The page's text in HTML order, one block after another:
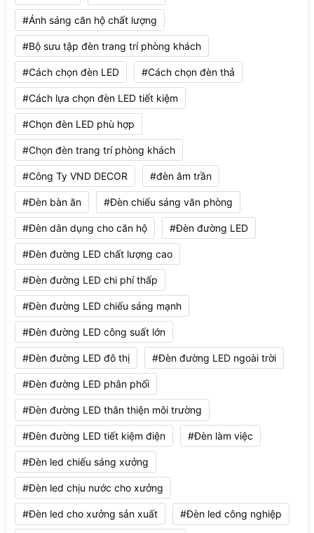
#Ánh sáng căn hộ chất lượng
#Bộ sưu tập đèn trang trí phòng khách
#Cách chọn đèn LED #Cách chọn đèn thả
#Cách lựa chọn đèn LED tiết kiệm
#Chọn đèn LED phù hợp
#Chọn đèn trang trí phòng khách
#Công Ty VND DECOR #đèn âm trần
#Đèn bàn ăn #Đèn chiếu sáng văn phòng
#Đèn dân dụng cho căn hộ #Đèn đường LED
#Đèn đường LED chất lượng cao
#Đèn đường LED chi phí thấp
#Đèn đường LED chiếu sáng mạnh
#Đèn đường LED công suất lớn
#Đèn đường LED đô thị #Đèn đường LED ngoài trời
#Đèn đường LED phân phối
#Đèn đường LED thân thiện môi trường
#Đèn đường LED tiết kiệm điện #Đèn làm việc
#Đèn led chiếu sáng xưởng
#Đèn led chịu nước cho xưởng
#Đèn led cho xưởng sản xuất #Đèn led công nghiệp